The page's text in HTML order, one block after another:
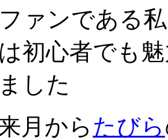
ァンである
初心者でも
した
月から たびら